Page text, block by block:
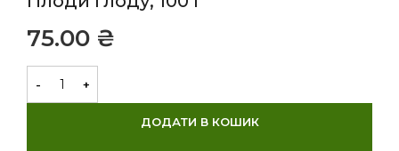
₴
ДОДАТИ В КОШИК